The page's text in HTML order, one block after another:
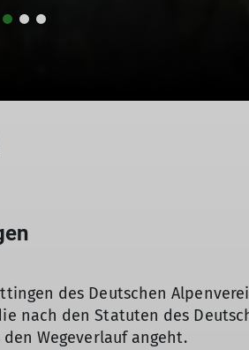
des Deutschen
nach den Statuten des
Wegeverlauf angeht.